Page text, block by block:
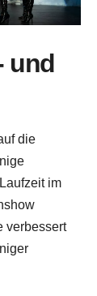
und
die
im
verbessert